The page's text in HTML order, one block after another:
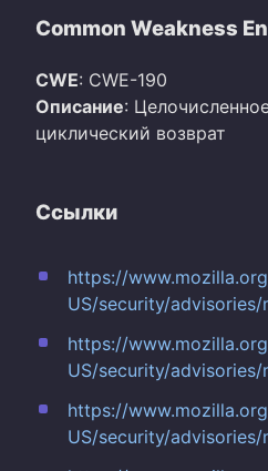
Common Weakness
CWE: CWE-190
Описание:
циклический возврат
Ссылки
https://
US/security/
https://
US/security/
https://
US/security/